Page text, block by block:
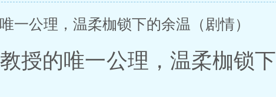
一公理，温柔枷锁下的余温（剧情）
授的唯一公理，温柔枷锁下